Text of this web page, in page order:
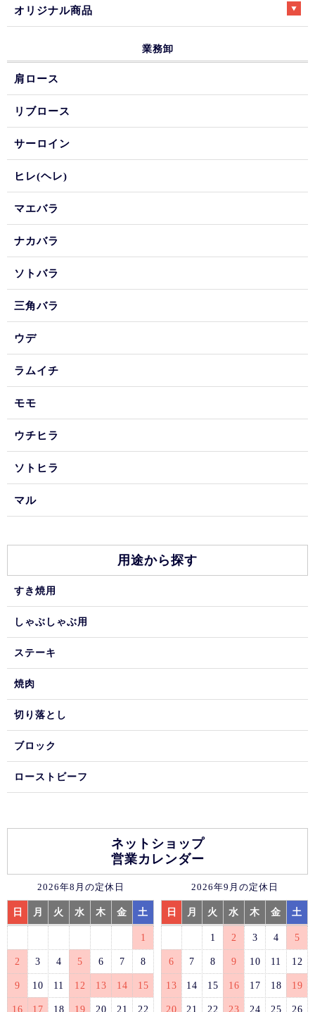
オリジナル商品
業務卸
肩ロース
リブロース
サーロイン
ヒレ(ヘレ)
マエバラ
ナカバラ
ソトバラ
三角バラ
ウデ
ラムイチ
モモ
ウチヒラ
ソトヒラ
マル
用途から探す
すき焼用
しゃぶしゃぶ用
ステーキ
焼肉
切り落とし
ブロック
ローストビーフ
ネットショップ
営業カレンダー
2026年8月の定休日
日 月 火 水 木 金 土
1
2 3 4 5 6 7 8
9 10 11 12 13 14 15
16 17 18 19 20 21 22
2026年9月の定休日
日 月 火 水 木 金 土
1 2 3 4 5
6 7 8 9 10 11 12
13 14 15 16 17 18 19
20 21 22 23 24 25 26